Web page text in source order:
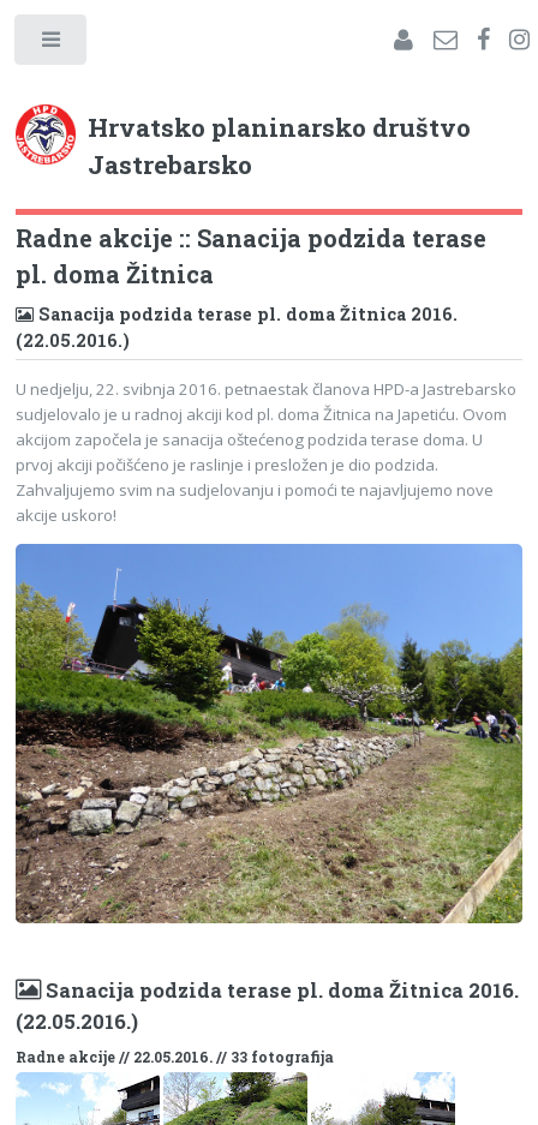
Hrvatsko planinarsko društvo
Jastrebarsko
Radne akcije :: Sanacija podzida terase
pl. doma Žitnica
Sanacija podzida terase pl. doma Žitnica 2016.
(22.05.2016.)
U nedjelju, 22. svibnja 2016. petnaestak članova HPD-a Jastrebarsko
sudjelovalo je u radnoj akciji kod pl. doma Žitnica na Japetiću. Ovom
akcijom započela je sanacija oštećenog podzida terase doma. U
prvoj akciji počišćeno je raslinje i presložen je dio podzida.
Zahvaljujemo svim na sudjelovanju i pomoći te najavljujemo nove
akcije uskoro!
Sanacija podzida terase pl. doma Žitnica 2016.
(22.05.2016.)
Radne akcije // 22.05.2016. // 33 fotografija